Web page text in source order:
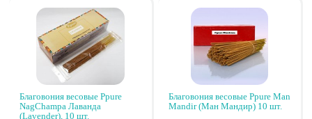
Благовония весовые Ppure
NagChampa Лаванда
(Lavender), 10 шт.
Благовония весовые Ppure Man
Mandir (Ман Мандир) 10 шт.